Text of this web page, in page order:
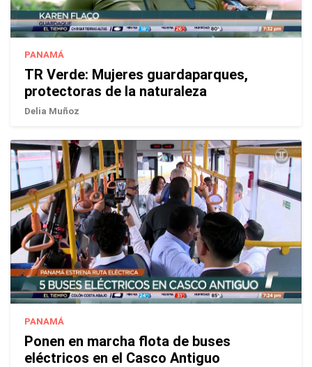
PANAMÁ
TR Verde: Mujeres guardaparques,
protectoras de la naturaleza
Delia Muñoz
PANAMÁ
Ponen en marcha flota de buses
eléctricos en el Casco Antiguo